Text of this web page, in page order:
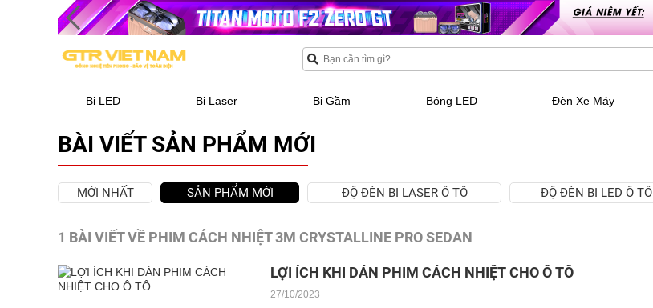
Bi LED Bi Laser Bi Gầm Bóng LED Đèn Xe Máy
BÀI VIẾT SẢN PHẨM MỚI
MỚI NHẤT SẢN PHẨM MỚI ĐỘ ĐÈN BI LASER Ô TÔ ĐỘ ĐÈN BI LED Ô TÔ
1 BÀI VIẾT VỀ PHIM CÁCH NHIỆT 3M CRYSTALLINE PRO SEDAN
LỢI ÍCH KHI DÁN PHIM CÁCH NHIỆT CHO Ô TÔ
27/10/2023